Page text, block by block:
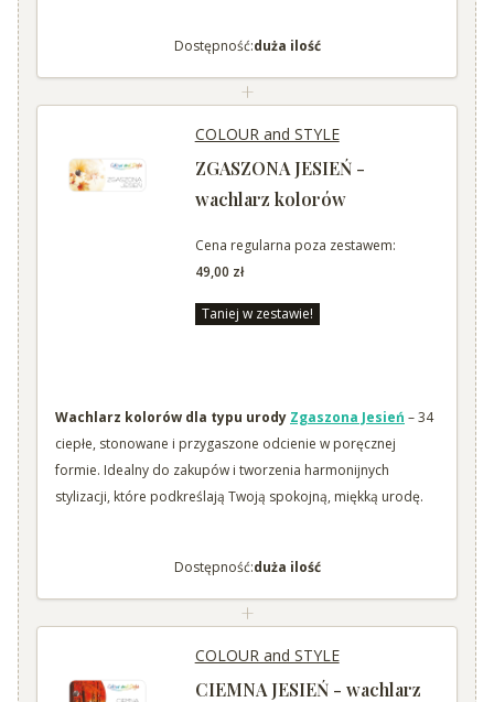
Dostępność:duża ilość
+
COLOUR and STYLE
ZGASZONA JESIEŃ -
wachlarz kolorów
Cena regularna poza zestawem:
49,00 zł
Taniej w zestawie!
Wachlarz kolorów dla typu urody Zgaszona Jesień – 34
ciepłe, stonowane i przygaszone odcienie w poręcznej
formie. Idealny do zakupów i tworzenia harmonijnych
stylizacji, które podkreślają Twoją spokojną, miękką urodę.
Dostępność:duża ilość
+
COLOUR and STYLE
CIEMNA JESIEŃ - wachlarz